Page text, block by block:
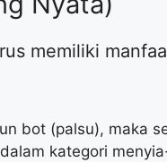
memiliki
bot (palsu), maka
kategori